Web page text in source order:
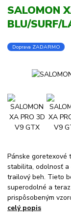
SALOMON
BLU/SURF/
Doprava ZADARMO
Pánske goretexové
stabilita, odolnosť a
trailový beh. Tieto
superodolné a
prispôsobeným
celý popis